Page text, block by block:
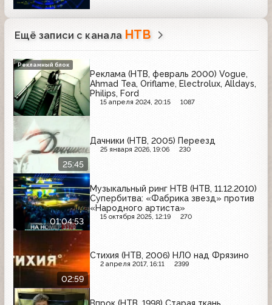
Ещё записи с канала НТВ
Реклама (НТВ, февраль 2000) Vogue,
Ahmad Tea, Oriflame, Electrolux, Alldays,
Philips, Ford
15 апреля 2024, 20:15 1087
Рекламный блок
25:45
Дачники (НТВ, 2005) Переезд
25 января 2026, 19:06 230
01:04:53
Музыкальный ринг НТВ (НТВ, 11.12.2010)
Супербитва: «Фабрика звезд» против
«Народного артиста»
15 октября 2025, 12:19 270
02:59
Стихия (НТВ, 2006) НЛО над Фрязино
2 апреля 2017, 16:11 2399
Впрок (НТВ, 1998) Старая ткань,